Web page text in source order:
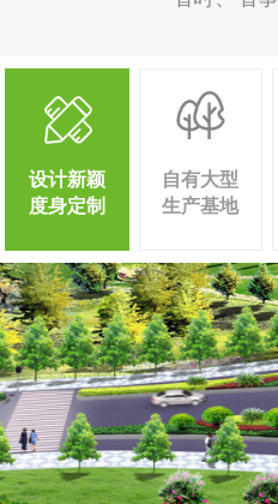
设计新颖
度身定制
自有大型
生产基地